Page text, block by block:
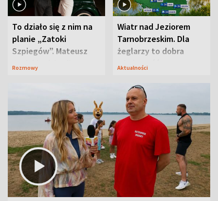
To działo się z nim na
planie „Zatoki
Szpiegów”. Mateusz
Janicki odsłonił
Rozmowy
Wiatr nad Jeziorem
Tarnobrzeskim. Dla
żeglarzy to dobra
wiadomość
Aktualności